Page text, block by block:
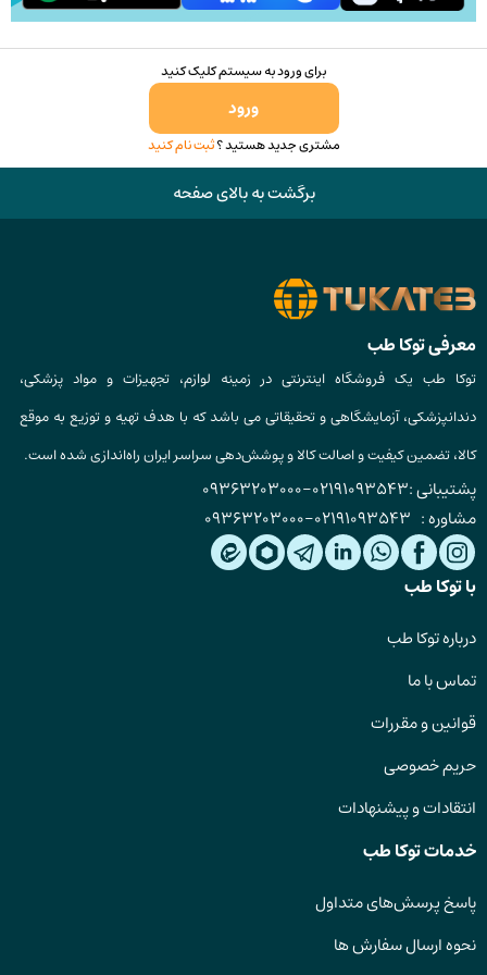
برای ورود به سیستم کلیک کنید
ورود
مشتری جدید هستید ؟ثبت نام کنید
برگشت به بالای صفحه
معرفی توکا طب
توکا طب یک فروشگاه اینترنتی در زمینه لوازم، تجهیزات و مواد پزشکی،
دندانپزشکی، آزمایشگاهی و تحقیقاتی می باشد که با هدف تهیه و توزیع به موقع
کالا، تضمین کیفیت و اصالت کالا و پوشش‌دهی سراسر ایران راه‌اندازی شده است.
پشتیبانی :02191093543
-
09363203000
مشاوره : 02191093543
-
09363203000
با توکا طب
درباره توکا طب
تماس با ما
قوانین و مقررات
حریم خصوصی
انتقادات و پیشنهادات
خدمات توکا طب
پاسخ پرسش‌های متداول
نحوه ارسال سفارش ها